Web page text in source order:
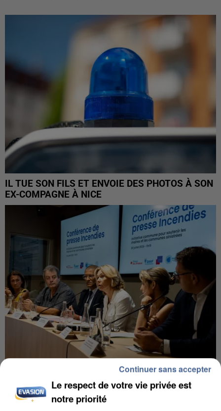
IL TUE SON FILS ET ENVOIE DES PHOTOS À SON
EX-COMPAGNE À NICE
INCENDIES : L’ÎLE-DE-FRANCE LANCE UN ÉLAN
DE SOLIDARITÉ AVEC LES...
Le respect de votre vie privée est
notre priorité
Continuer sans accepter